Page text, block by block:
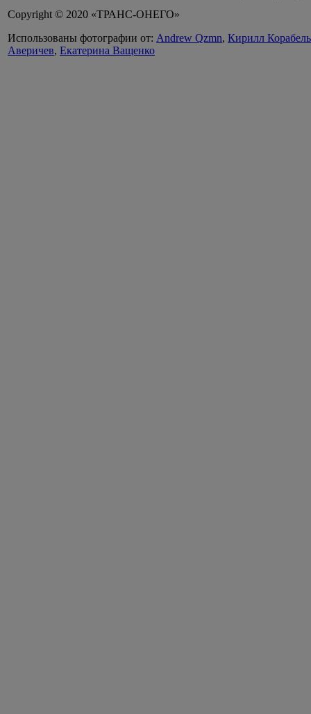
Copyright © 2020 «ТРАНС-ОНЕГО»
Использованы фотографии от: Andrew Qzmn, Кирилл
Аверичев, Екатерина Ващенко